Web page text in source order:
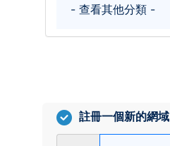
註冊一個新的網域